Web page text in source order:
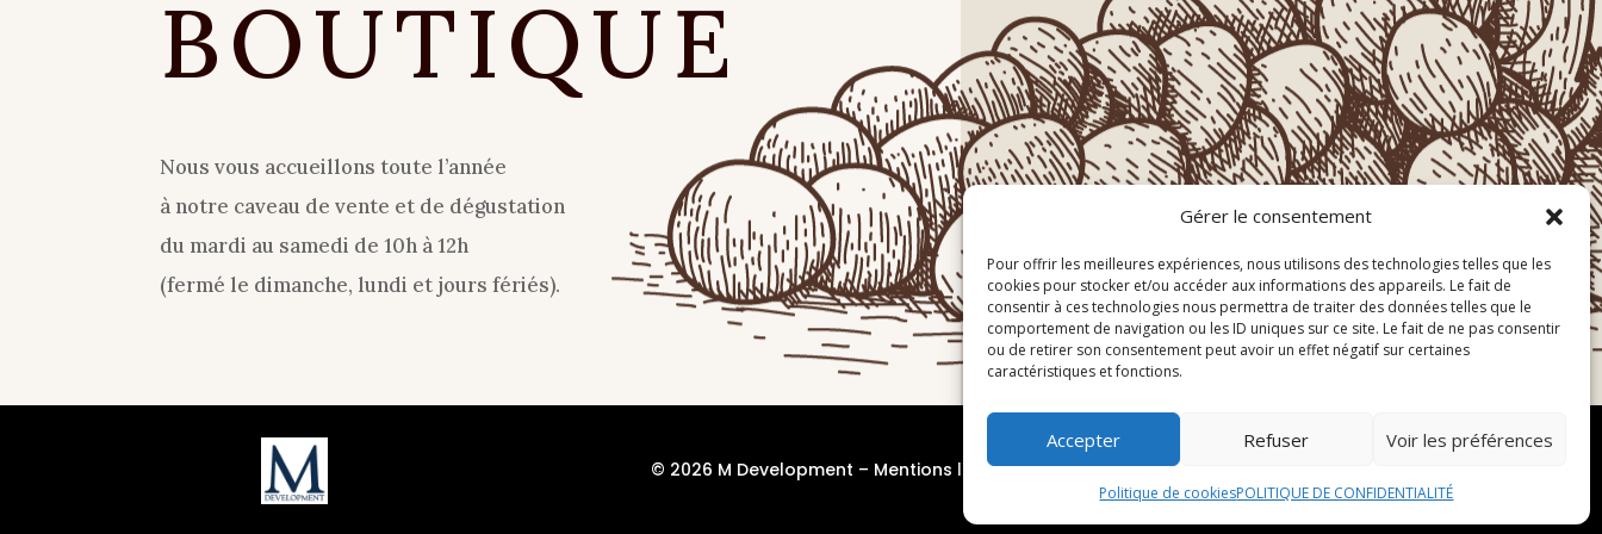
Gérer le consentement
Pour offrir les meilleures expériences, nous utilisons des technologies telles que les
cookies pour stocker et/ou accéder aux informations des appareils. Le fait de
consentir à ces technologies nous permettra de traiter des données telles que le
comportement de navigation ou les ID uniques sur ce site. Le fait de ne pas consentir
ou de retirer son consentement peut avoir un effet négatif sur certaines
caractéristiques et fonctions.
Accepter Refuser Voir les préférences
Politique de cookiesPOLITIQUE DE CONFIDENTIALITÉ
BOUTIQUE
Nous vous accueillons toute l’année
à notre caveau de vente et de dégustation
du mardi au samedi de 10h à 12h
(fermé le dimanche, lundi et jours fériés).
© 2026 M Development – Mentions légales– Tous droits réservés –